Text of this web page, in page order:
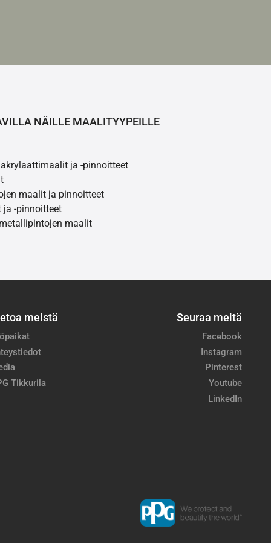
NÄILLE MAALITYYPEILLE
ja -pinnoitteet
maalit ja pinnoitteet
ja -pinnoitteet
maalit
meistä
Tikkurila
Seuraa meitä
Facebook
Instagram
Pinterest
Youtube
LinkedIn